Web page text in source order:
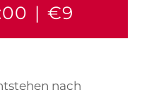
| €9
nach